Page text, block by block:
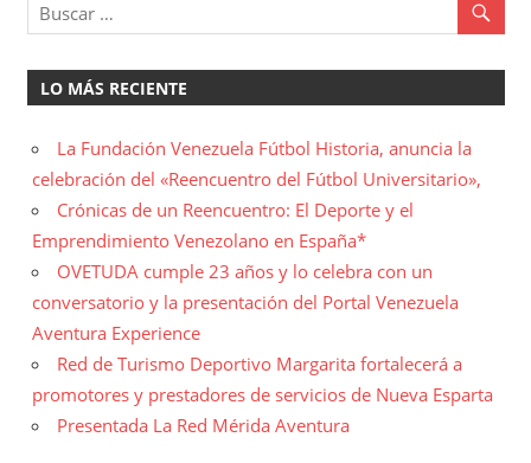
LO MÁS RECIENTE
La Fundación Venezuela Fútbol Historia, anuncia la
celebración del «Reencuentro del Fútbol Universitario»,
Crónicas de un Reencuentro: El Deporte y el
Emprendimiento Venezolano en España*
OVETUDA cumple 23 años y lo celebra con un
conversatorio y la presentación del Portal Venezuela
Aventura Experience
Red de Turismo Deportivo Margarita fortalecerá a
promotores y prestadores de servicios de Nueva Esparta
Presentada La Red Mérida Aventura